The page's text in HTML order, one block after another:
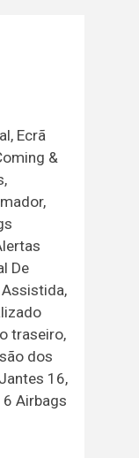
Ecrã
&
De
traseiro,
dos
16,
6 Airbags